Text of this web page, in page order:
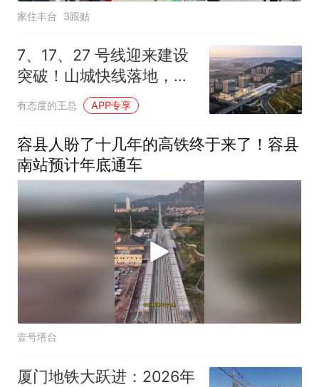
家住丰台 3跟贴
7、17、27 号线迎来建设
突破！山城快线落地，重
庆城市格局将如何改写？
有态度的王总 APP专享
容县人盼了十几年的高铁终于来了！容县
南站预计年底通车
壹号塔台
厦门地铁大跃进：2026年